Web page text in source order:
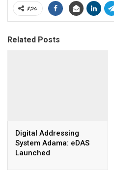
ያጋሩ
Related Posts
Digital Addressing
System Adama: eDAS
Launched